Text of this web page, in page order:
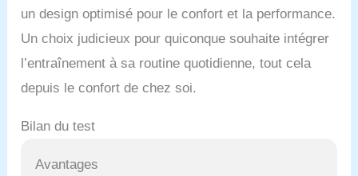
un design optimisé pour le confort et la performance.
Un choix judicieux pour quiconque souhaite intégrer
l’entraînement à sa routine quotidienne, tout cela
depuis le confort de chez soi.
Bilan du test
Avantages